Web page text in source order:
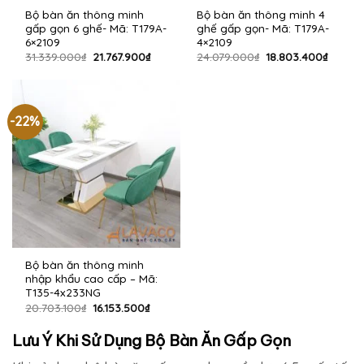
Bộ bàn ăn thông minh
gấp gọn 6 ghế- Mã: T179A-
6×2109
31.339.000₫ Giá
21.767.900₫Giá
Bộ bàn ăn thông minh 4
ghế gấp gọn- Mã: T179A-
4×2109
24.079.000₫ Giá
18.803.400₫Giá
-22%
Bộ bàn ăn thông minh
nhập khẩu cao cấp – Mã:
T135-4x233NG
20.703.100₫ Giá
20.703.100₫.
16.153.500₫Giá
là:
16.153.500₫.
Lưu Ý Khi Sử Dụng Bộ Bàn Ăn Gấp Gọn